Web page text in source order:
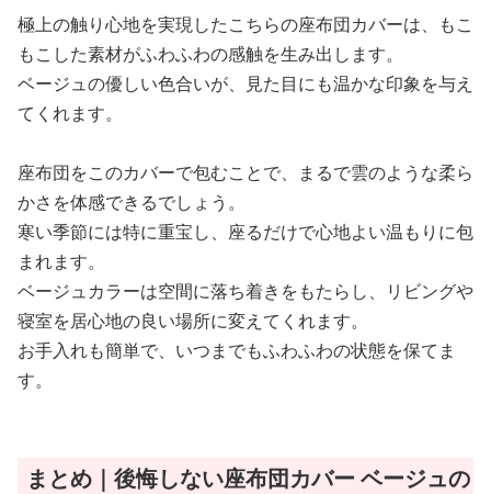
極上の触り心地を実現したこちらの座布団カバーは、もこ
もこした素材がふわふわの感触を生み出します。
ベージュの優しい色合いが、見た目にも温かな印象を与え
てくれます。
座布団をこのカバーで包むことで、まるで雲のような柔ら
かさを体感できるでしょう。
寒い季節には特に重宝し、座るだけで心地よい温もりに包
まれます。
ベージュカラーは空間に落ち着きをもたらし、リビングや
寝室を居心地の良い場所に変えてくれます。
お手入れも簡単で、いつまでもふわふわの状態を保てま
す。
まとめ｜後悔しない座布団カバー ベージュの